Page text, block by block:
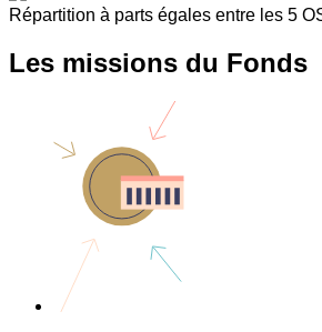
Répartition à parts égales entre les 5
Les missions du Fonds